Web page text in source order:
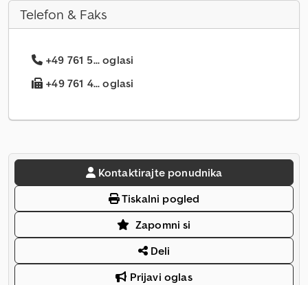
Telefon & Faks
+49 761 5... oglasi
+49 761 4... oglasi
Kontaktirajte ponudnika
Tiskalni pogled
Zapomni si
Deli
Prijavi oglas